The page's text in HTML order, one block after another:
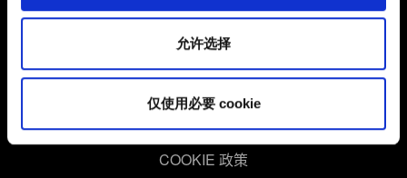
其中的内容并准备好继续，请点击"确定"。
允许选择
仅使用必要 cookie
用户协议
隐私政策
COOKIE 政策